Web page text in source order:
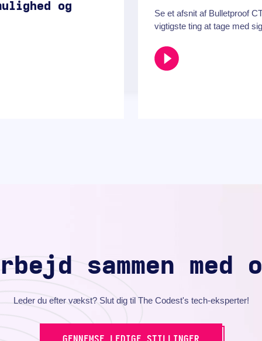
og
Se et afsnit af Bulletproof
vigtigste ting at tage med
sammen med
Leder du efter vækst? Slut dig til The Codest's tech-eksperter!